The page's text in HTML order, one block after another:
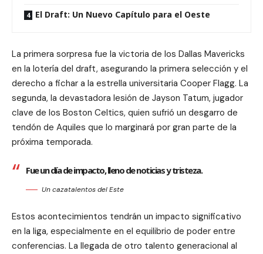
El Draft: Un Nuevo Capítulo para el Oeste
La primera sorpresa fue la victoria de los Dallas Mavericks
en la lotería del draft, asegurando la primera selección y el
derecho a fichar a la estrella universitaria Cooper Flagg. La
segunda, la devastadora lesión de Jayson Tatum, jugador
clave de los Boston Celtics, quien sufrió un desgarro de
tendón de Aquiles que lo marginará por gran parte de la
próxima temporada.
Fue un día de impacto, lleno de noticias y tristeza.
Un cazatalentos del Este
Estos acontecimientos tendrán un impacto significativo
en la liga, especialmente en el equilibrio de poder entre
conferencias. La llegada de otro talento generacional al